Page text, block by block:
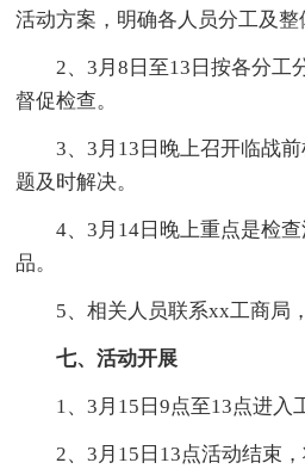
活动方案，明确各人员分工及整
2、3月8日至13日按各分工
督促检查。
3、3月13日晚上召开临战前
题及时解决。
4、3月14日晚上重点是检查
品。
5、相关人员联系xx工商局
七、活动开展
1、3月15日9点至13点进入工
2、3月15日13点活动结束，